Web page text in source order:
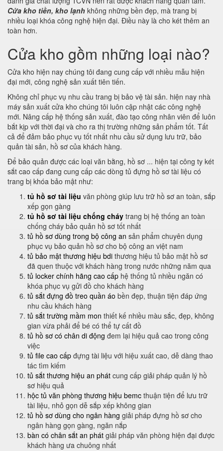
Cửa kho tiền, kho lạnh không những bền đẹp, mà trang bị
nhiều loại khóa công nghệ hiện đại. Điều này là cho két thêm an
toàn hơn.
Cửa kho gồm những loại nào?
Cửa kho hiện nay chúng tôi đang cung cấp với nhiều mẫu hiện
đại mới, công nghệ sản xuất tiên tiến.
Không chỉ phục vụ nhu cầu trang bị bảo vệ tài sản. hiện nay nhà
máy sản xuất cửa kho chúng tôi luôn cập nhật các công nghệ
mới. Nâng cấp hệ thống sản xuất, đào tạo công nhân viên để luôn
bắt kịp với thời đại và cho ra thị trường những sản phẩm tốt. Tất
cả để đảm bảo phục vụ tốt nhất nhu cầu sử dụng lưu trữ, bảo
quản tài sản, hồ sơ của khách hàng.
Để bảo quản được các loại văn bằng, hồ sơ ... hiện tại công ty két
sắt cao cấp đang cung cấp các dòng tủ đựng hồ sơ tài liệu có
trang bị khóa bảo mật như:
tủ hồ sơ tài liệu văn phòng giúp lưu trữ hồ sơ an toàn, sắp
xếp gọn gàng
tủ hồ sơ tài liệu chống cháy trang bị hệ thống an toàn
chống cháy bảo quản hồ sơ tốt nhất
tủ hồ sơ dùng trong bộ công an sản phẩm chuyên dụng
phục vụ bảo quản hồ sơ cho bộ công an việt nam
tủ bảo mật thương hiệu bdi thương hiệu tủ bảo mật hồ sơ
đã quen thuộc với khách hàng trong nước những năm qua
tủ locker chính hãng cao cấp hệ thống tủ nhiều ngăn có
khóa phục vụ gửi đồ cho khách hàng
tủ sắt đựng đồ treo quần áo bền đẹp, thuận tiện đáp ứng
nhu cầu khách hàng
tủ sắt trường mầm mon thiết kế nhiều màu sắc, đẹp, không
gian vừa phải để bé có thể tự cất đồ
tủ hồ sơ có chân di động đem lại hiệu quả cao trong công
việc
tủ file cao cấp đựng tài liệu với hiệu xuất cao, dễ dàng thao
tác tìm kiếm
tủ sắt thương hiệu an phát cung cấp giải pháp quản lý hồ
sơ hiệu quả
hộc tủ văn phòng thương hiệu bemc thuận tiện để lưu trữ
tài liệu, nhỏ gọn dễ sắp xếp không gian
tủ hồ sơ dùng cho ngân hàng giải pháp đựng hồ sơ cho
ngân hàng gọn gàng, ngăn nắp
bàn có chân sắt an phát giải pháp văn phòng hiện đại được
khách hàng ưa chuông nhất